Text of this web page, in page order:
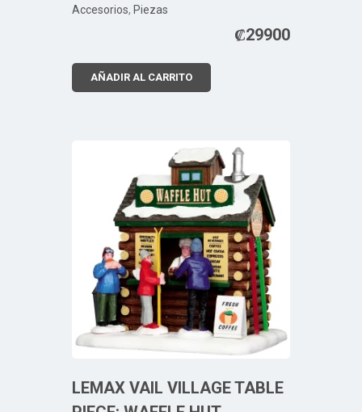
Accesorios, Piezas
₡29900
AÑADIR AL CARRITO
LEMAX VAIL VILLAGE TABLE